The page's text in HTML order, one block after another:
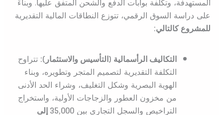
على دراسة السوق الرقمي، تتوزع النطاقات المالية التقديرية
للمشروع كالتالي:
التكاليف الرأسمالية (التأسيس والاستثمار):تتراوح
التكلفة التقديرية لتصميم المتجر وتطويره، وبناء
الهوية البصرية وشكل التغليف، وشراء الحد الأدنى
من مخزون العطور والزجاجات الأولية، واستخراج
التراخيص والسجل التجاري بين
35,000 إلى